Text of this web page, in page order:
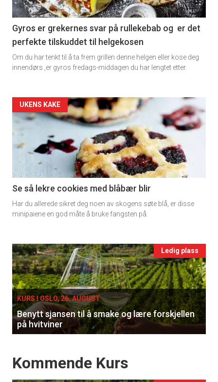
section
11
Dagens
rett
Gyros er grekernes svar på rullekebab og er det
perfekte tilskuddet til helgekosen
Om du har tenkt til å ta frem grillen denne helgen eller kose deg
innendørs ,er gyros fredags-middagen du har lengtet etter.
Artikler
detail
-
section
11
Ukens
UKENS KAKE
Se så lekre cookies med blåbær blir
Har du allerede sikret deg noen av skogens søte blå, er disse
minipaiene en god måte å bruke fangsten på.
Events
single
Ledig plass
KURS I OSLO, 26. AUGUST
Benytt sjansen til å smake og lære forskjellen
på hvitviner
Events
Kommende Kurs